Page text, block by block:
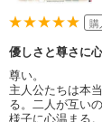
購
優しさと尊さに
尊い。
主人公たちは本
る。二人が互い
様子に心温まる。